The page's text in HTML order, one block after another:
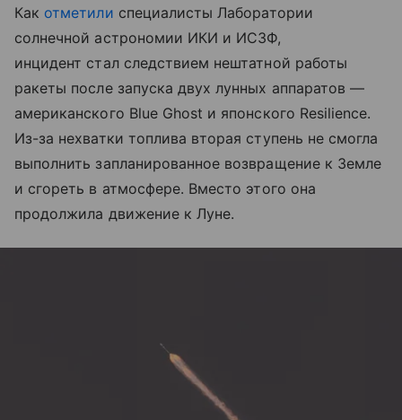
Как отметили специалисты Лаборатории
солнечной астрономии ИКИ и ИСЗФ,
инцидент стал следствием нештатной работы
ракеты после запуска двух лунных аппаратов —
американского Blue Ghost и японского Resilience.
Из-за нехватки топлива вторая ступень не смогла
выполнить запланированное возвращение к Земле
и сгореть в атмосфере. Вместо этого она
продолжила движение к Луне.